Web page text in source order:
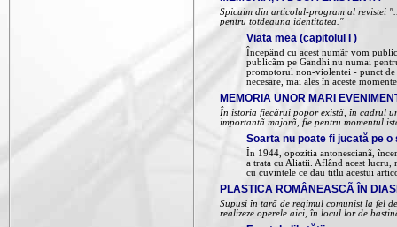
Spicuim din articolul-program al revistei
pentru totdeauna identitatea."
Viata mea (capitolul I )
Începând cu acest numãr vom
publicãm pe Gandhi nu numai
promotorul non-violentei - punct de
necesare, mai ales în aceste
MEMORIA UNOR MARI
În istoria fiecãrui popor existã, în cadrul
importantã majorã, fie pentru momentul
Soarta nu poate fi jucată pe
În 1944, opozitia antonescianã,
a trata cu Aliatii. Aflând acest lucru,
cu cuvintele ce dau titlu acestui
PLASTICA ROMÂNEASCÃ ÎN
Supusi în tarã de regimul comunist la fel
realizeze operele aici, în locul lor de